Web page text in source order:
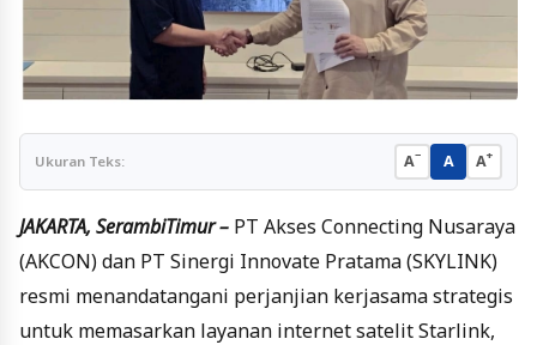
Ukuran Teks: A− A A+
JAKARTA, SerambiTimur – PT Akses Connecting Nusaraya
(AKCON) dan PT Sinergi Innovate Pratama (SKYLINK)
resmi menandatangani perjanjian kerjasama strategis
untuk memasarkan layanan internet satelit Starlink,